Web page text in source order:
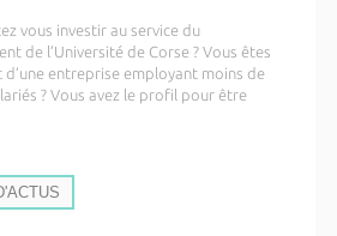
vous investir au service du
de l’Université de Corse ? Vous êtes
entreprise employant moins de
? Vous avez le profil pour être